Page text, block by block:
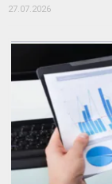
27.07.2026